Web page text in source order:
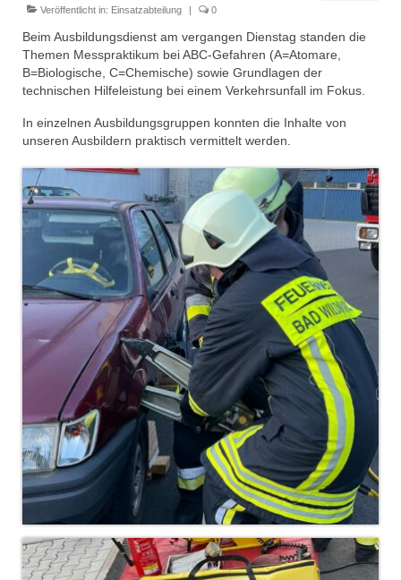
Dienstplan
Einsätze
Einsatzstichworte
Jugendfeuerwehr
Dienstplan
Gründung Jugendfeuerwehr 1996
25-jähriges Jubiläum Jugendfeuerwehr 2021
Kreiszeltlager 2023
Kinderfeuerwehr
Infos
Dienstplan
Katastrophenschutz
GDekonP-Zug
Dienstplan Dekon-Zug
KatS-Zug
Veröffentlicht in: Einsatzabteilung | 0
Beim Ausbildungsdienst am vergangen Dienstag standen die
Themen Messpraktikum bei ABC-Gefahren (A=Atomare,
B=Biologische, C=Chemische) sowie Grundlagen der
technischen Hilfeleistung bei einem Verkehrsunfall im Fokus.
In einzelnen Ausbildungsgruppen konnten die Inhalte von
unseren Ausbildern praktisch vermittelt werden.